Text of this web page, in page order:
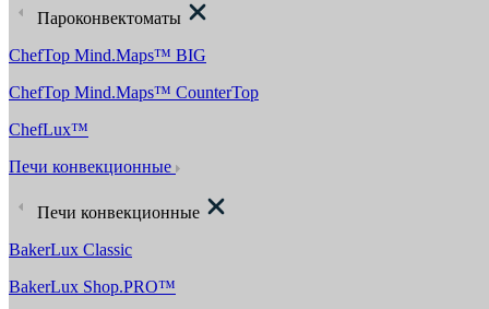
Пароконвектоматы
ChefTop Mind.Maps™ BIG
ChefTop Mind.Maps™ CounterTop
ChefLux™
Печи конвекционные
Печи конвекционные
BakerLux Classic
BakerLux Shop.PRO™